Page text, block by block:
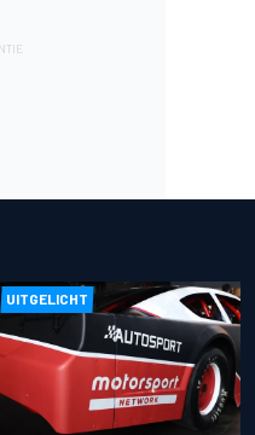
UITGELICHT